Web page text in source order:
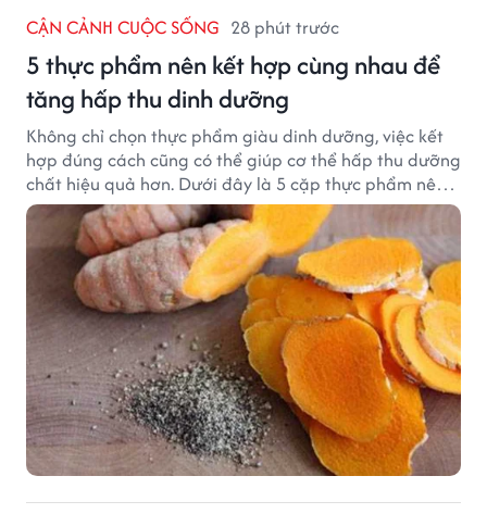
CẬN CẢNH CUỘC SỐNG 28 phút trước
5 thực phẩm nên kết hợp cùng nhau để
tăng hấp thu dinh dưỡng
Không chỉ chọn thực phẩm giàu dinh dưỡng, việc kết
hợp đúng cách cũng có thể giúp cơ thể hấp thu dưỡng
chất hiệu quả hơn. Dưới đây là 5 cặp thực phẩm nên
ăn cùng nhau để tối ưu giá trị dinh dưỡng.